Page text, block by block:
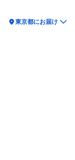
location_on東京都にお届け